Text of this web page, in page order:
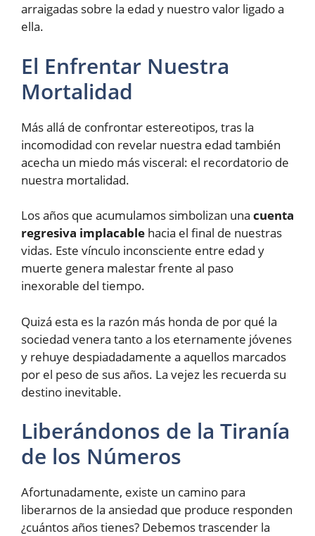
arraigadas sobre la edad y nuestro valor ligado a
ella.
El Enfrentar Nuestra
Mortalidad
Más allá de confrontar estereotipos, tras la
incomodidad con revelar nuestra edad también
acecha un miedo más visceral: el recordatorio de
nuestra mortalidad.
Los años que acumulamos simbolizan una cuenta
regresiva implacable hacia el final de nuestras
vidas. Este vínculo inconsciente entre edad y
muerte genera malestar frente al paso
inexorable del tiempo.
Quizá esta es la razón más honda de por qué la
sociedad venera tanto a los eternamente jóvenes
y rehuye despiadadamente a aquellos marcados
por el peso de sus años. La vejez les recuerda su
destino inevitable.
Liberándonos de la Tiranía
de los Números
Afortunadamente, existe un camino para
liberarnos de la ansiedad que produce responden
¿cuántos años tienes? Debemos trascender la